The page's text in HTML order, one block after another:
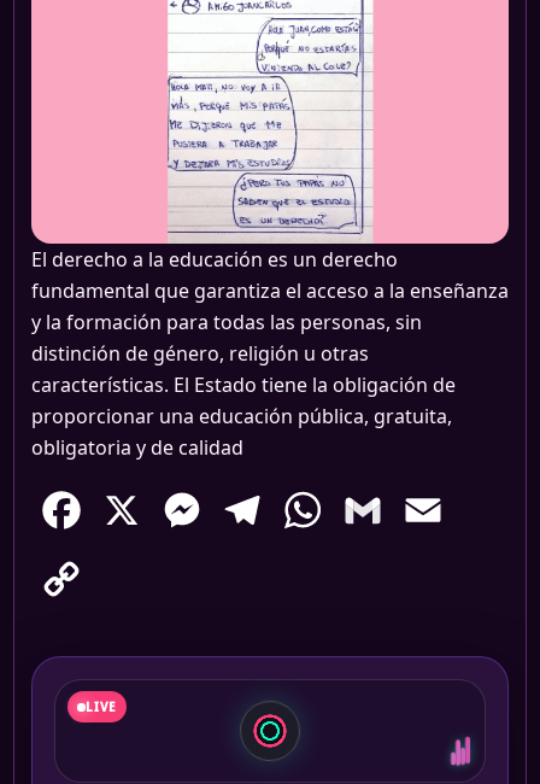
El derecho a la educación es un derecho
fundamental que garantiza el acceso a la enseñanza
y la formación para todas las personas, sin
distinción de género, religión u otras
características. El Estado tiene la obligación de
proporcionar una educación pública, gratuita,
obligatoria y de calidad
Facebook MessengerTelegramWhatsAppGmail
LIVE